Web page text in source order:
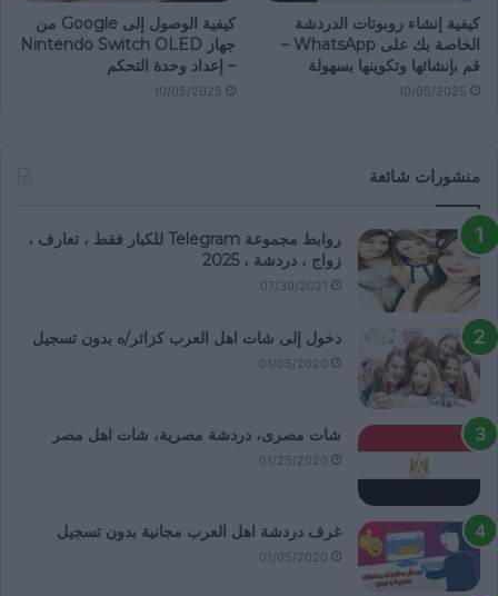
كيفية إنشاء روبوتات الدردشة
الخاصة بك على WhatsApp –
قم بإنشائها وتكوينها بسهولة
10/05/2025
كيفية الوصول إلى Google من
جهاز Nintendo Switch OLED
– إعداد وحدة التحكم
10/05/2025
منشورات شائعة
روابط مجموعة Telegram للكبار فقط ، تعارف ،
زواج ، دردشة ، 2025
07/30/2021
دخول إلى شات اهل العرب كزائر/ه بدون تسجيل
01/05/2020
شات مصرى، دردشة مصرية، شات اهل مصر
01/25/2020
غرف دردشة اهل العرب مجانية بدون تسجيل
01/05/2020